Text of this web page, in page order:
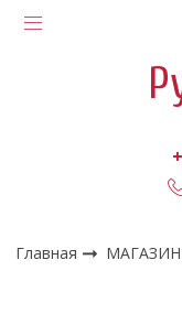
Главная МАГАЗИН